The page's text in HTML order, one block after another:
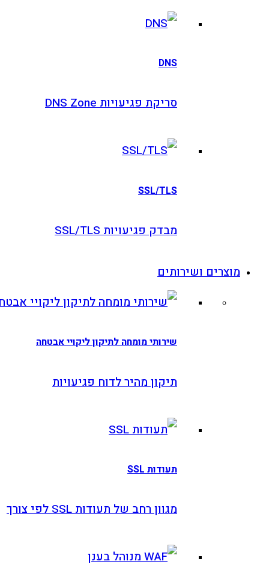
סריקת פגיעויות DNS Zone
SSL/TLS
מבדק פגיעויות SSL/TLS
ושירותים
שירותי מומחה לתיקון ליקויי אבטחה
תיקון מהיר לדוח פגיעויות
מגוון רחב של תעודות SSL לפי צורך